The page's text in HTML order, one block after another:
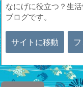
なにげに役立つ？生
ブログです。
サイトに移動 フ